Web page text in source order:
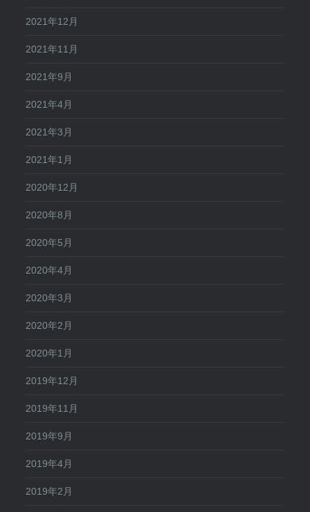
2021年12月
2021年11月
2021年9月
2021年4月
2021年3月
2021年1月
2020年12月
2020年8月
2020年5月
2020年4月
2020年3月
2020年2月
2020年1月
2019年12月
2019年11月
2019年9月
2019年4月
2019年2月